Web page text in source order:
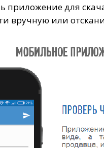
приложение для
вручную или